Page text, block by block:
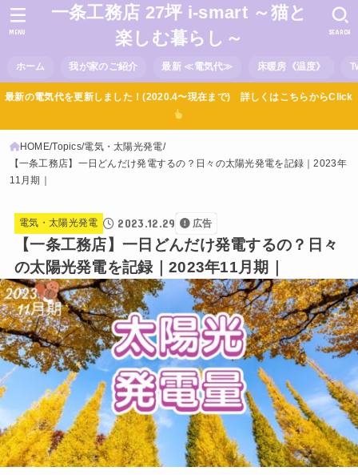
一条工務店 27坪 i-smart ～猫と
楽しむ暮らし～
ホーム 我が家のご紹介 最新 ≪電気代≫ 床暖房《温度》
SEARCH
MENU
最新の電気代を更新しました！(2020.4〜現在まで) 詳しくはこちらからClick
HOME Topics 電気・太陽光発電
【一条工務店】一日どんだけ発電するの？日々の太陽光発電を記録｜2023年
11月期｜
電気・太陽光発電 2023.12.29 広告
【一条工務店】一日どんだけ発電するの？日々
の太陽光発電を記録｜2023年11月期｜